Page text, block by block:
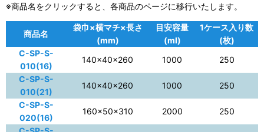
※商品名をクリックすると、各商品のページに移行いたします。
商品名
袋巾×横マチ×長さ
(mm)
目安容量
(ml)
1ケース入り数
(枚)
C-SP-S-
010(16)
140×40×260 1000
250
C-SP-S-
010(21)
140×40×260 1000
250
C-SP-S-
020(16)
160×50×310 2000
250